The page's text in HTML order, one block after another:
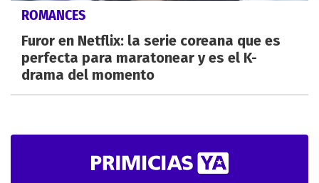
ROMANCES
Furor en Netflix: la serie coreana que es
perfecta para maratonear y es el K-
drama del momento